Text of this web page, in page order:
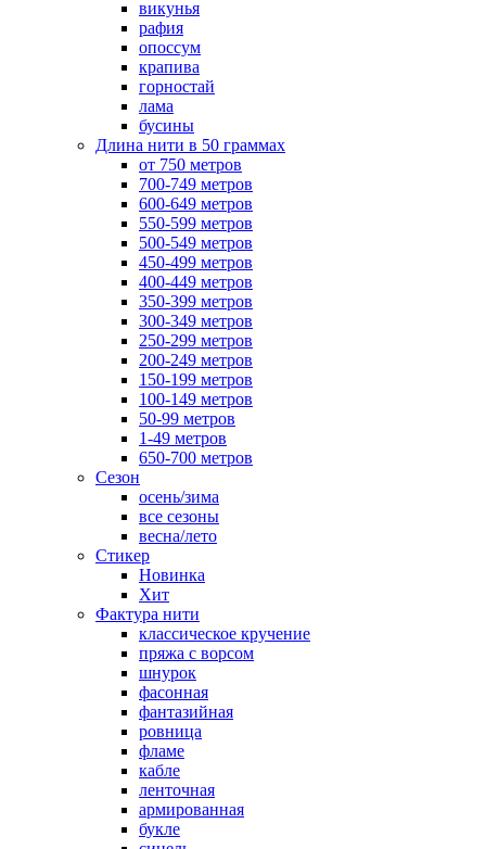
викунья
рафия
опоссум
крапива
горностай
лама
бусины
Длина нити в 50 граммах
от 750 метров
700-749 метров
600-649 метров
550-599 метров
500-549 метров
450-499 метров
400-449 метров
350-399 метров
300-349 метров
250-299 метров
200-249 метров
150-199 метров
100-149 метров
50-99 метров
1-49 метров
650-700 метров
Сезон
осень/зима
все сезоны
весна/лето
Стикер
Новинка
Хит
Фактура нити
классическое кручение
пряжа с ворсом
шнурок
фасонная
фантазийная
ровница
фламе
кабле
ленточная
армированная
букле